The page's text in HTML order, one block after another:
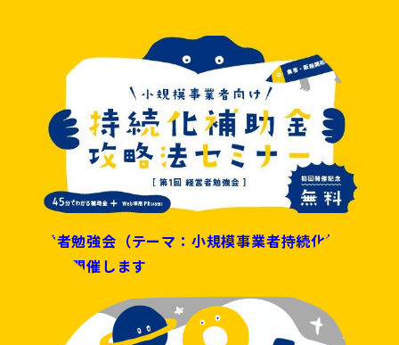
経営者勉強会（テーマ：小規模事業者持続化補助
金）を開催します